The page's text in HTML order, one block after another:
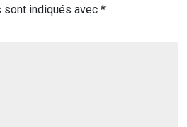
indiqués avec *